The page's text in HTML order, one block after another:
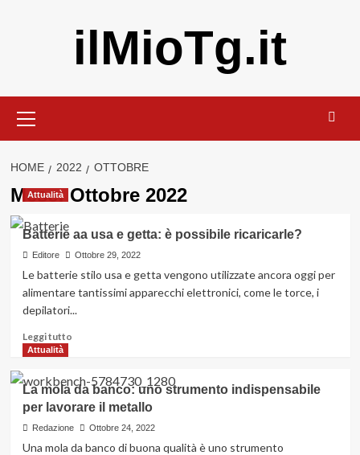
ilMioTg.it
principale
HOME 2022 OTTOBRE
Mese:Ottobre 2022
Attualità
Batterie aa usa e getta: è possibile ricaricarle?
Editore Ottobre 29, 2022
Le batterie stilo usa e getta vengono utilizzate ancora oggi per
alimentare tantissimi apparecchi elettronici, come le torce, i
depilatori...
Leggi tuttoLeggi
su
Batterie
aa
usa
e
Attualità
La mola da banco: uno strumento indispensabile
per lavorare il metallo
Redazione Ottobre 24, 2022
Una mola da banco di buona qualità è uno strumento